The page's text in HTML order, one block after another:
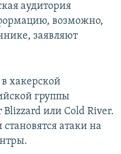
аудитория
возможно,
заявляют
хакерской
группы
или Cold River.
становятся атаки на